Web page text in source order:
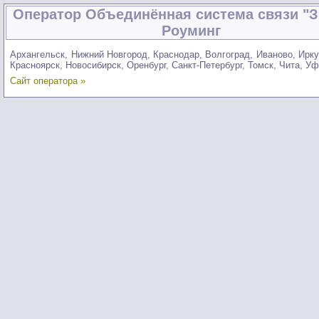
Оператор Объединённая система связи
Роуминг
Архангельск, Нижний Новгород, Краснодар, Волгоград, Иваново,
Красноярск, Новосибирск, Оренбург, Санкт-Петербург, Томск, Чита,
Сайт оператора »